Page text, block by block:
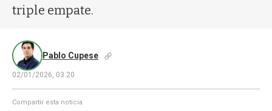
triple empate.
Pablo Cupese
02/01/2026, 03:20
Compartir esta noticia